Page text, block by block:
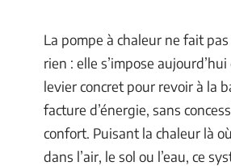
La pompe à chaleur ne fait
rien : elle s’impose
levier concret pour revoir à la
facture d’énergie, sans
confort. Puisant la chaleur là
dans l’air, le sol ou l’eau, ce